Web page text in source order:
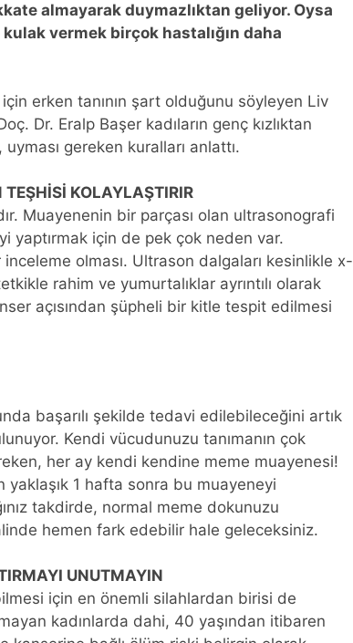
almayarak duymazlıktan geliyor. Oysa
vermek birçok hastalığın daha
erken tanının şart olduğunu söyleyen Liv
Dr. Eralp Başer kadıların genç kızlıktan
gereken kuralları anlattı.
KOLAYLAŞTIRIR
Muayenenin bir parçası olan ultrasonografi
yaptırmak için de pek çok neden var.
olması. Ultrason dalgaları kesinlikle x-
rahim ve yumurtalıklar ayrıntılı olarak
açısından şüpheli bir kitle tespit edilmesi
başarılı şekilde tedavi edilebileceğini artık
Kendi vücudunuzu tanımanın çok
her ay kendi kendine meme muayenesi!
yaklaşık 1 hafta sonra bu muayeneyi
takdirde, normal meme dokunuzu
hemen fark edebilir hale geleceksiniz.
UNUTMAYIN
için en önemli silahlardan birisi de
kadınlarda dahi, 40 yaşından itibaren